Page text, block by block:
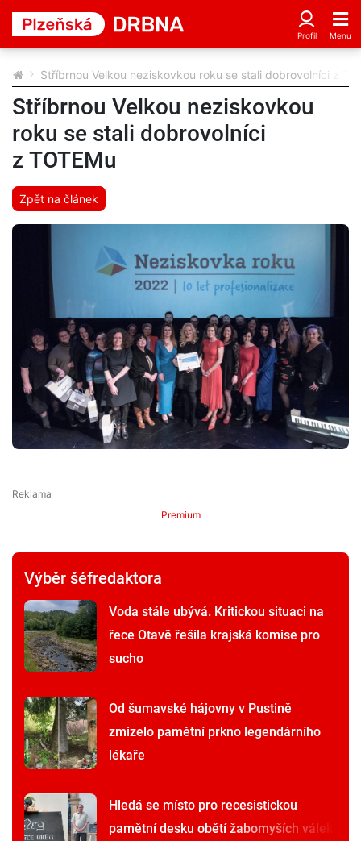
Stříbrnou Velkou neziskovkou roku se stali dobrovolníci z
Stříbrnou Velkou neziskovkou
roku se stali dobrovolníci
z TOTEMu
Zpět na článek
Premium
Výběr šéfredaktora
Voda stále ubývá. Kritickou situaci na
řece Otavě řešila krajská komise pro
sucho
Od šumavské hájovny v Pustině
zmizelo pamětní prkno legendárního
lékaře
Hledá se místo pro recesistickou
pamětní desku obětí žabomyších válek